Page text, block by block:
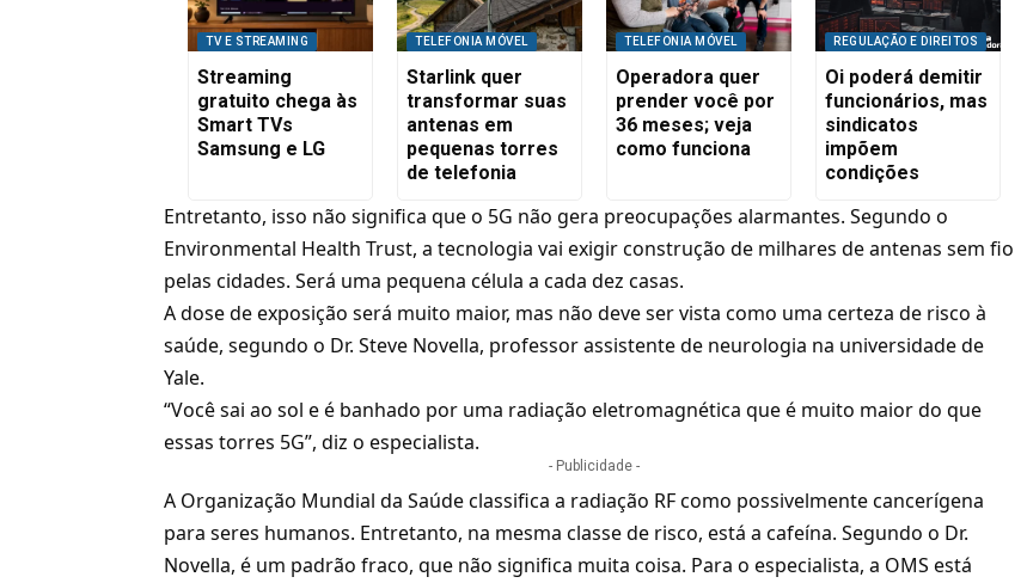
TV E STREAMING
Streaming
gratuito chega às
Smart TVs
Samsung e LG
TELEFONIA MÓVEL
Starlink quer
transformar suas
antenas em
pequenas torres
de telefonia
TELEFONIA MÓVEL
Operadora quer
prender você por
36 meses; veja
como funciona
REGULAÇÃO E DIREITOS
Oi poderá demitir
funcionários, mas
sindicatos
impõem
condições
Entretanto, isso não significa que o 5G não gera preocupações alarmantes. Segundo o
Environmental Health Trust, a tecnologia vai exigir construção de milhares de antenas sem fio
pelas cidades. Será uma pequena célula a cada dez casas.
A dose de exposição será muito maior, mas não deve ser vista como uma certeza de risco à
saúde, segundo o Dr. Steve Novella, professor assistente de neurologia na universidade de
Yale.
“Você sai ao sol e é banhado por uma radiação eletromagnética que é muito maior do que
essas torres 5G”, diz o especialista.
- Publicidade -
A Organização Mundial da Saúde classifica a radiação RF como possivelmente cancerígena
para seres humanos. Entretanto, na mesma classe de risco, está a cafeína. Segundo o Dr.
Novella, é um padrão fraco, que não significa muita coisa. Para o especialista, a OMS está